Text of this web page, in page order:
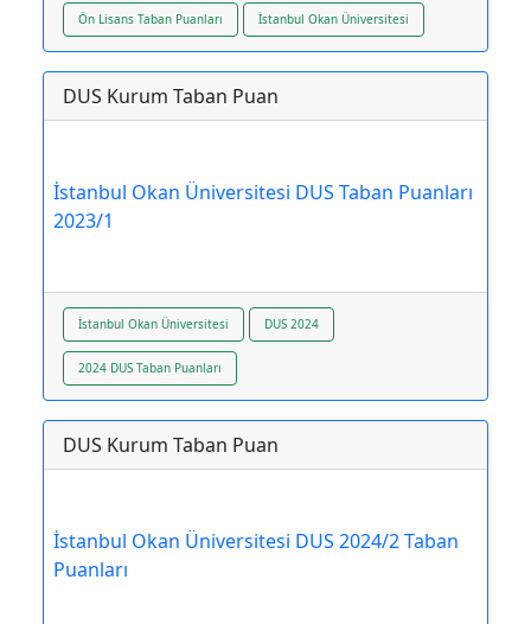
Ön Lisans Taban Puanları İstanbul Okan Üniversitesi
DUS Kurum Taban Puan
İstanbul Okan Üniversitesi DUS Taban Puanları
2023/1
İstanbul Okan Üniversitesi DUS 2024
2024 DUS Taban Puanları
DUS Kurum Taban Puan
İstanbul Okan Üniversitesi DUS 2024/2 Taban
Puanları